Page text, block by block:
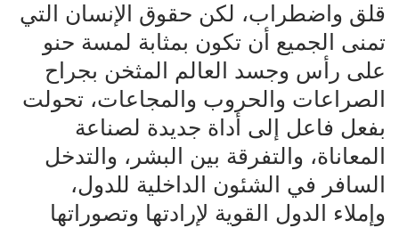
قلق واضطراب، لكن حقوق الإنسان التي
تمنى الجميع أن تكون بمثابة لمسة حنو
على رأس وجسد العالم المثخن بجراح
الصراعات والحروب والمجاعات، تحولت
بفعل فاعل إلى أداة جديدة لصناعة
المعاناة، والتفرقة بين البشر، والتدخل
السافر في الشئون الداخلية للدول،
وإملاء الدول القوية لإرادتها وتصوراتها